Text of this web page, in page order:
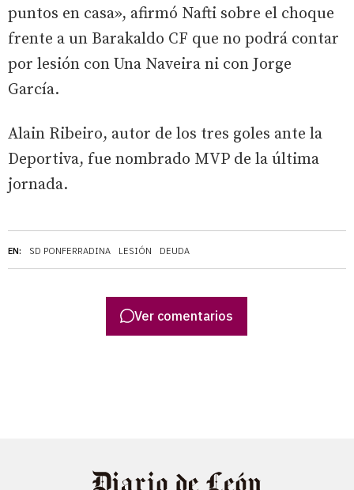
EN: SD PONFERRADINA LESIÓN DEUDA
puntos en casa», afirmó Nafti sobre el choque
frente a un Barakaldo CF que no podrá contar
por lesión con Una Naveira ni con Jorge
García.
Alain Ribeiro, autor de los tres goles ante la
Deportiva, fue nombrado MVP de la última
jornada.
Ver comentarios